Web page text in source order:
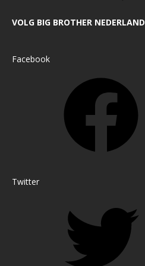
VOLG BIG BROTHER NEDERLAND
Facebook
Twitter